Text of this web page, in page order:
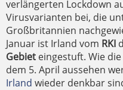
verlängerten Lockdown
Virusvarianten bei, die
Großbritannien
Januar ist Irland vom RKI
Gebiet eingestuft. Wie
dem 5. April aussehen
Irland wieder denkbar